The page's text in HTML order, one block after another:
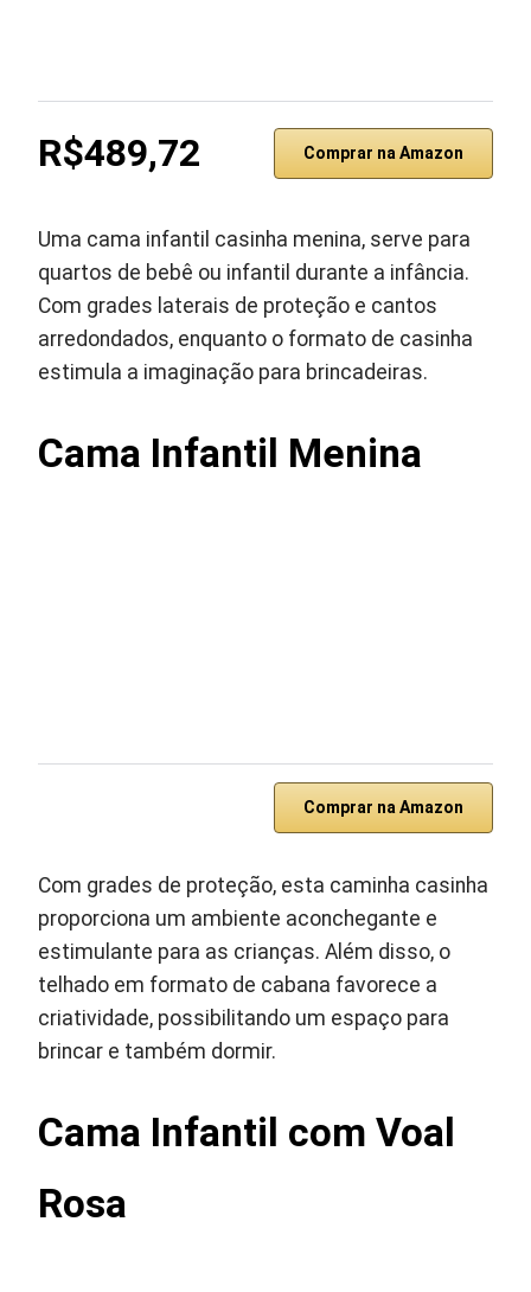
R$489,72 Comprar na Amazon
Uma cama infantil casinha menina, serve para
quartos de bebê ou infantil durante a infância.
Com grades laterais de proteção e cantos
arredondados, enquanto o formato de casinha
estimula a imaginação para brincadeiras.
Cama Infantil Menina
Comprar na Amazon
Com grades de proteção, esta caminha casinha
proporciona um ambiente aconchegante e
estimulante para as crianças. Além disso, o
telhado em formato de cabana favorece a
criatividade, possibilitando um espaço para
brincar e também dormir.
Cama Infantil com Voal
Rosa